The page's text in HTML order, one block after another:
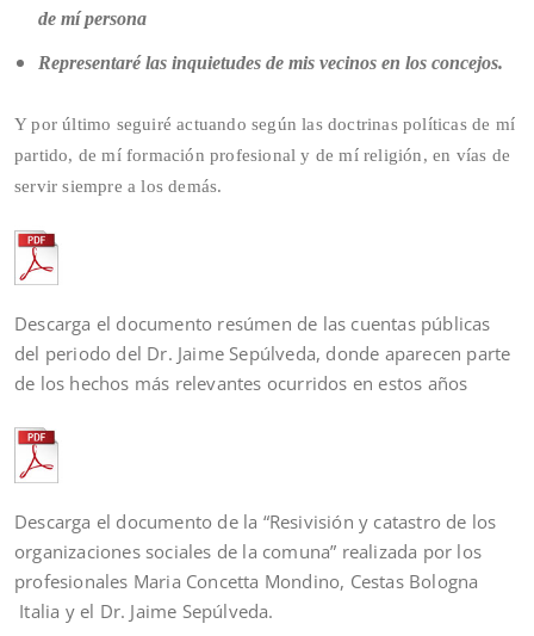
de mí persona
Representaré las inquietudes de mis vecinos en los concejos.
Y por último seguiré actuando según las doctrinas políticas de mí
partido, de mí formación profesional y de mí religión, en vías de
servir siempre a los demás.
Descarga el documento resúmen de las cuentas públicas
del periodo del Dr. Jaime Sepúlveda, donde aparecen parte
de los hechos más relevantes ocurridos en estos años
Descarga el documento de la “Resivisión y catastro de los
organizaciones sociales de la comuna” realizada por los
profesionales Maria Concetta Mondino, Cestas Bologna
Italia y el Dr. Jaime Sepúlveda.